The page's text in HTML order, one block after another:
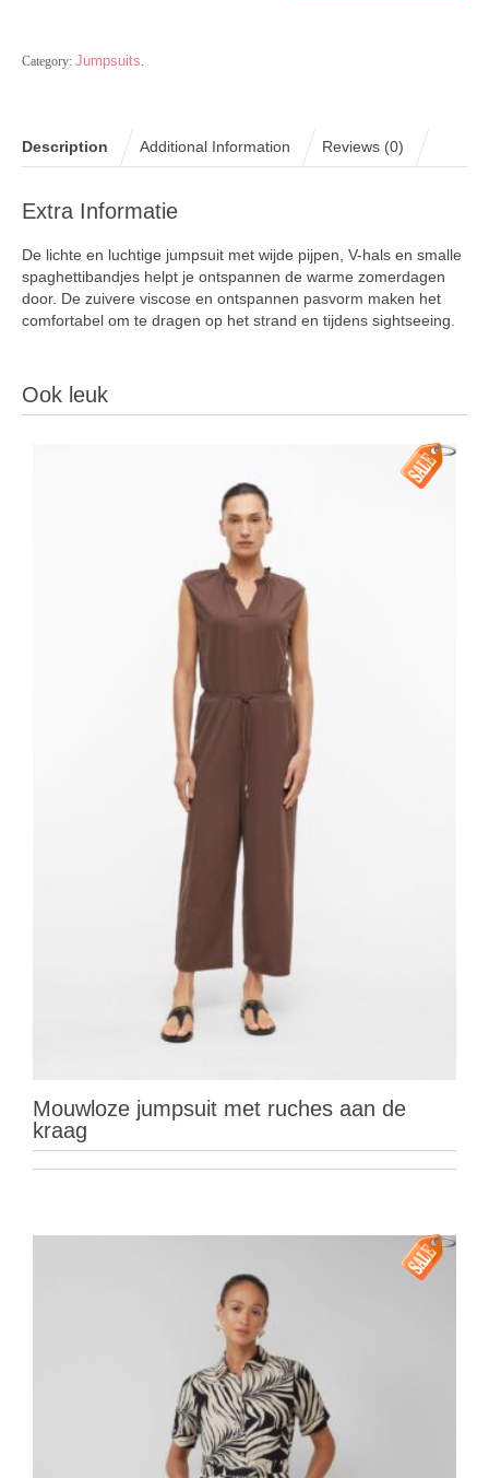
Category: Jumpsuits.
Description Additional Information Reviews (0)
Extra Informatie
De lichte en luchtige jumpsuit met wijde pijpen, V-hals en smalle
spaghettibandjes helpt je ontspannen de warme zomerdagen
door. De zuivere viscose en ontspannen pasvorm maken het
comfortabel om te dragen op het strand en tijdens sightseeing.
Ook leuk
Mouwloze jumpsuit met ruches aan de
kraag